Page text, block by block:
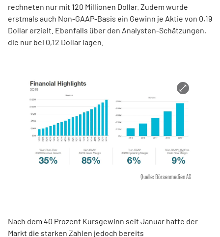
rechneten nur mit 120 Millionen Dollar. Zudem wurde
erstmals auch Non-GAAP-Basis ein Gewinn je Aktie von 0,19
Dollar erzielt. Ebenfalls über den Analysten-Schätzungen,
die nur bei 0,12 Dollar lagen.
Quelle: Börsenmedien AG
Nach dem 40 Prozent Kursgewinn seit Januar hatte der
Markt die starken Zahlen jedoch bereits